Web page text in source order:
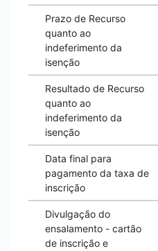
Prazo de Recurso
quanto ao
indeferimento da
isenção
Resultado de Recurso
quanto ao
indeferimento da
isenção
Data final para
pagamento da taxa de
inscrição
Divulgação do
ensalamento - cartão
de inscrição e